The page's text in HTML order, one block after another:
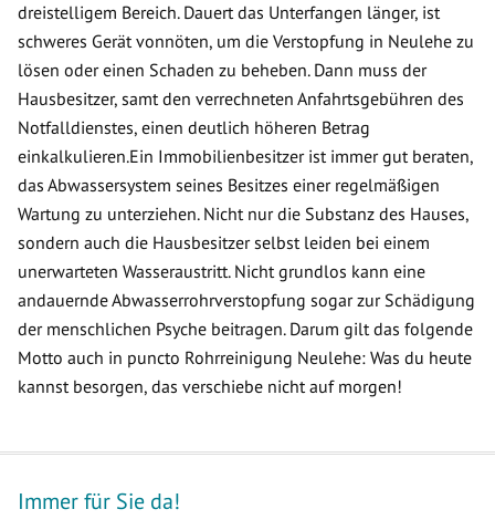
dreistelligem Bereich. Dauert das Unterfangen länger, ist
schweres Gerät vonnöten, um die Verstopfung in Neulehe zu
lösen oder einen Schaden zu beheben. Dann muss der
Hausbesitzer, samt den verrechneten Anfahrtsgebühren des
Notfalldienstes, einen deutlich höheren Betrag
einkalkulieren.Ein Immobilienbesitzer ist immer gut beraten,
das Abwassersystem seines Besitzes einer regelmäßigen
Wartung zu unterziehen. Nicht nur die Substanz des Hauses,
sondern auch die Hausbesitzer selbst leiden bei einem
unerwarteten Wasseraustritt. Nicht grundlos kann eine
andauernde Abwasserrohrverstopfung sogar zur Schädigung
der menschlichen Psyche beitragen. Darum gilt das folgende
Motto auch in puncto Rohrreinigung Neulehe: Was du heute
kannst besorgen, das verschiebe nicht auf morgen!
Immer für Sie da!